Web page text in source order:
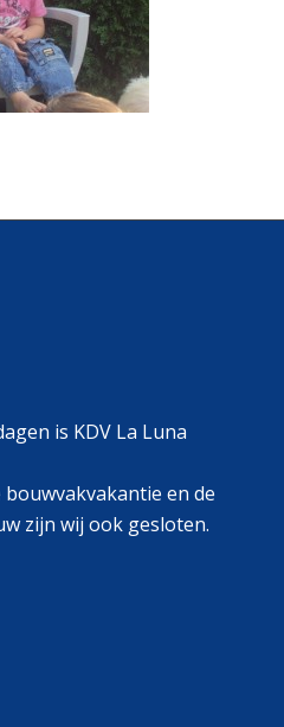
is KDV La Luna
bouwvakvakantie en de
zijn wij ook gesloten.